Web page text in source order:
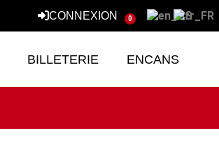
CONNEXION 0
BILLETERIE ENCANS